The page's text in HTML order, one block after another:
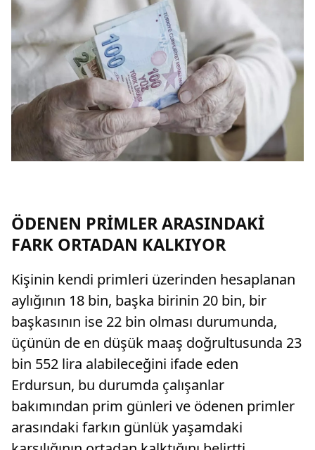
ÖDENEN PRİMLER ARASINDAKİ
FARK ORTADAN KALKIYOR
Kişinin kendi primleri üzerinden hesaplanan
aylığının 18 bin, başka birinin 20 bin, bir
başkasının ise 22 bin olması durumunda,
üçünün de en düşük maaş doğrultusunda 23
bin 552 lira alabileceğini ifade eden
Erdursun, bu durumda çalışanlar
bakımından prim günleri ve ödenen primler
arasındaki farkın günlük yaşamdaki